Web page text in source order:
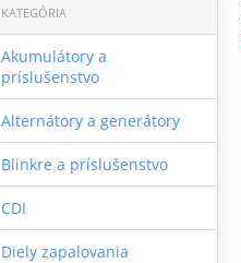
KATEGÓRIA
Akumulátory a
príslušenstvo
Alternátory a generátory
Blinkre a príslušenstvo
CDI
Diely zapalovania